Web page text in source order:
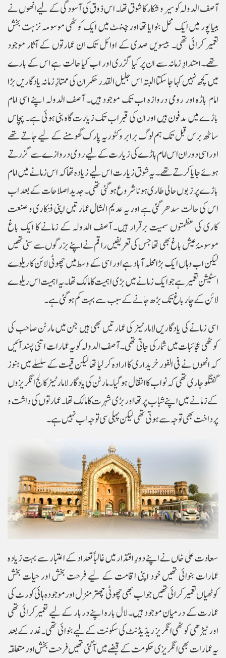
آصف الدولہ کو سیر و شکار کا شوق تھا۔ اس ذوق کی آسودگی کے لیے انھوں نے
ببیا پور میں ایک محل بنوایا تھا اور چنہٹ میں ایک کوٹھی موسومہ نزہت بخش
تعمیر کرائی تھی۔ بیسویں صدی کے اوائل تک ان عمارتوں کے آثار موجود
تھے۔ امتدادِ زمانہ سے ان پر کیا گزری اور اب کیا حالت ہے اس کے بارے
میں کچھ نہیں کہا جا سکتا البتہ اس جلیل القدر حکمران کی ممتازِ زمانہ یادگاریں بڑا
امام باڑہ اور رومی دروازہ اب تک موجود ہیں۔ آصف الدولہ اپنے اسی امام
باڑے میں مدفون ہیں اور ان کی قبر اب تک زیارت گاہ بنی ہوئی ہے۔ پچاس
ساٹھ برس قبل تک ہم لوگ برابر وکٹوریہ پارک گھومنے کے لیے جاتے تھے
اور اسی دوران اس امام باڑے کی زیارت کے لیے رومی دروازے سے گزرتے
ہوئے جایا کرتے تھے۔ یہ شوق زیارت اس لیے زیادہ تھا کہ اس زمانے میں امام
باڑے پر زبوں حالی طاری ہونا شروع ہو گئی تھی۔ جدید اصلاحات کے بعد اب
اس کی حالت سدھر گئی ہے اور یہ عدیم المثال عمارتیں اپنی فنکاری و صنعت
کاری کی عظمتوں سمیت برقرار ہیں۔ آصف الدولہ کے زمانے کا ایک باغ
موسومۂ عیش باغ بھی تھا جس کی تعریفیں راقم نے اپنے بزرگوں سے سنی تھیں
لیکن اب وہاں ایک بڑا محلہ آباد ہے اور اسی کے وسط میں چھوٹی لائن کا ریلوے
اسٹیشن تعمیر ہے جو ایک زمانے میں بڑی اہمیت کا مالک تھا۔ یہ اہمیت اس ریلوے
لائن کے چار باغ تک بڑھ جانے کے سبب سے بہت کم ہو گئی ہے۔
اسی زمانے کی یادگاریں لامارٹینر کی عمارتیں بھی ہیں جن میں مارٹن صاحب کی
کوٹھی عجائبات میں شمار کی جاتی تھی۔ آصف الدولہ کو یہ عمارات اتنی پسند آئیں
کہ انھوں نے فی الفور خریداری کا ارادہ کر لیا تھا لیکن قیمت کے سلسلے میں ہنوز
گفتگو جاری تھی کہ نواب کا انتقال ہو گیا۔ مارٹن کی یادگار لامارٹینر کالج انگریزوں
کے زمانے میں اپنے شباب پر تھا اور بڑی شہرت کا مالک تھا۔ عمارتوں کی داشت و
پر داخت بھی توجہ سے ہوتی تھی لیکن پہلی سی توجہ اب نہیں ہے۔
سعادت علی خاں نے اپنے دورِ اقتدار میں غالباً تعداد کے اعتبار سے بہت زیادہ
عمارات بنوائی تھیں خود اپنی اقامت کے لیے فرحت بخش اور حیات بخش
کوٹھیاں تعمیر کرائی تھیں جو اب بھی چھوٹی چھتر منزل اور موجودہ ہائی کورٹ کی
عمارت کے درمیان موجود ہیں۔ لال بارہ اپنے دربار کے لیے تعمیرکرائی تھی
اور ٹیڑھی کوٹھی انگریز ریذیڈنٹ کی سکونت کے لیے بنوائی تھی۔ غدر کے بعد
یہ عمارات بھی انگریزی حکومت کے قبضے میں آ گئی تھیں فرحت بخش اور متعلقہ